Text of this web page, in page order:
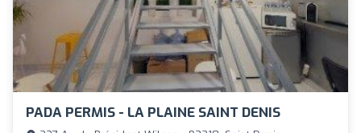
PADA PERMIS - LA PLAINE SAINT DENIS